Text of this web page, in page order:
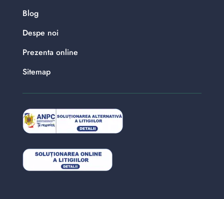
Blog
Despe noi
Prezenta online
Sitemap